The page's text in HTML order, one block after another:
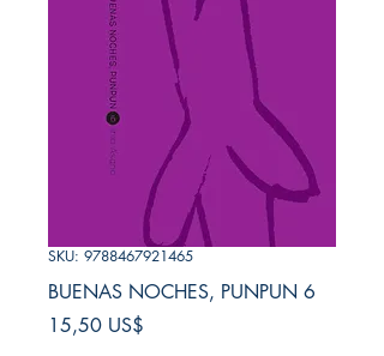
SKU: 9788467921465
BUENAS NOCHES, PUNPUN 6
15,50 US$